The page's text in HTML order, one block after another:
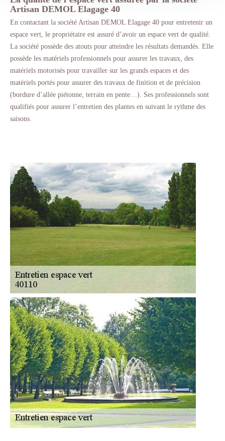
Artisan DEMOL Elagage 40
En contactant la société Artisan DEMOL Elagage 40 pour entretenir un
espace vert, le propriétaire est assuré d’avoir un espace vert de qualité.
La société possède des atouts pour atteindre les résultats demandés. Elle
possède les matériels professionnels pour assurer les travaux, des
matériels motorisés pour travailler sur les grands espaces et des
matériels portés pour assurer des travaux de finition et de précision
(bordure d’allée piétonne, terrain en pente…). Ses professionnels sont
qualifiés pour assurer l’entretien des plantes en suivant le rythme des
saisons.